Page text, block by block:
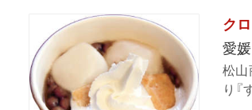
ク
愛
松山
り『